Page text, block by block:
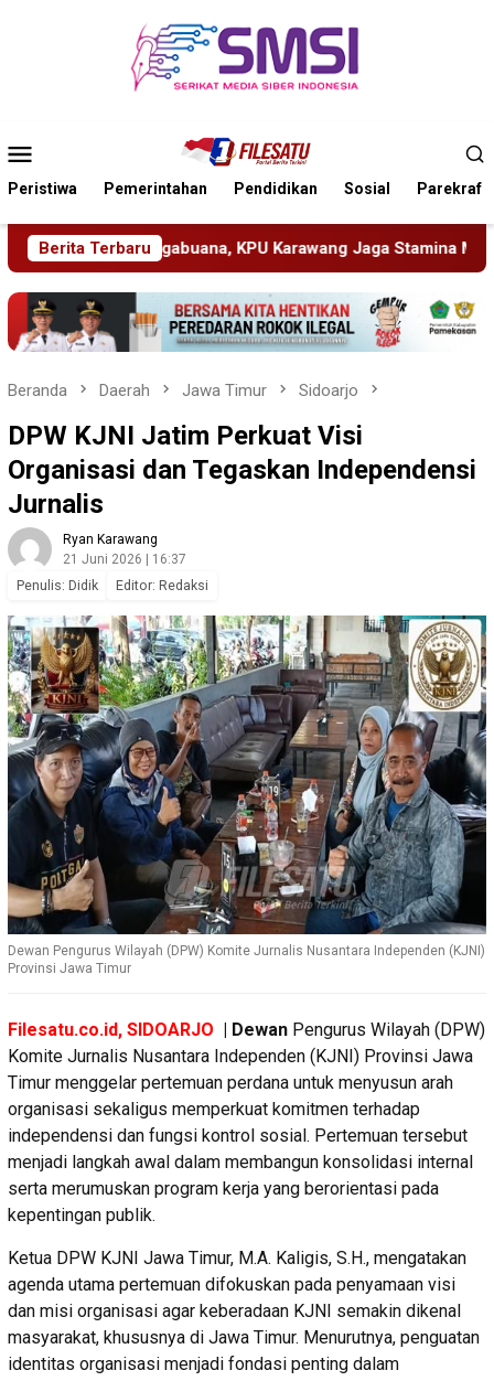
Mobile
Peristiwa Pemerintahan Pendidikan Sosial Parekraf
Berita Terbaru
Jaga Stamina Menuju Pemilu 2029 Perkenalkan Diri
Beranda Daerah Jawa Timur Sidoarjo
DPW KJNI Jatim Perkuat Visi
Organisasi dan Tegaskan Independensi
Jurnalis
Ryan Karawang
21 Juni 2026 | 16:37
Penulis: Didik Editor: Redaksi
Dewan Pengurus Wilayah (DPW) Komite Jurnalis Nusantara Independen (KJNI)
Provinsi Jawa Timur
Filesatu.co.id, SIDOARJO | Dewan Pengurus Wilayah (DPW)
Komite Jurnalis Nusantara Independen (KJNI) Provinsi Jawa
Timur menggelar pertemuan perdana untuk menyusun arah
organisasi sekaligus memperkuat komitmen terhadap
independensi dan fungsi kontrol sosial. Pertemuan tersebut
menjadi langkah awal dalam membangun konsolidasi internal
serta merumuskan program kerja yang berorientasi pada
kepentingan publik.
Ketua DPW KJNI Jawa Timur, M.A. Kaligis, S.H., mengatakan
agenda utama pertemuan difokuskan pada penyamaan visi
dan misi organisasi agar keberadaan KJNI semakin dikenal
masyarakat, khususnya di Jawa Timur. Menurutnya, penguatan
identitas organisasi menjadi fondasi penting dalam